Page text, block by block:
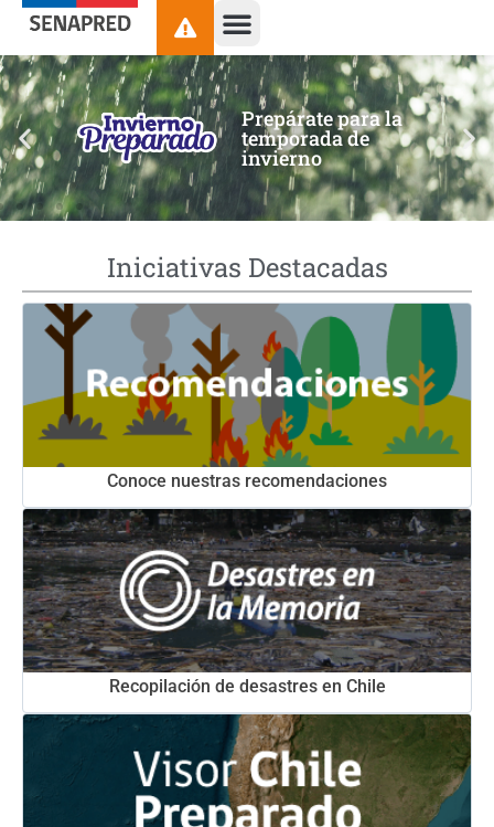
contenido
Prepárate para la
temporada de
invierno
Iniciativas Destacadas
Conoce nuestras recomendaciones
Recopilación de desastres en Chile